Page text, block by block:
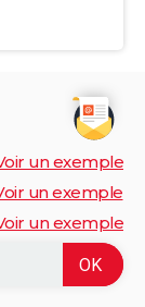
un exemple
un exemple
un exemple